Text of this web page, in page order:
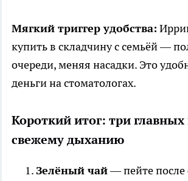
Мягкий триггер удобства:
купить в складчину с семьёй —
очереди, меняя насадки. Это
деньги на стоматологах.
Короткий итог: три главных
свежему дыханию
Зелёный чай— пейте